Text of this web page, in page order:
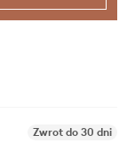
Zwrot do 30 dni